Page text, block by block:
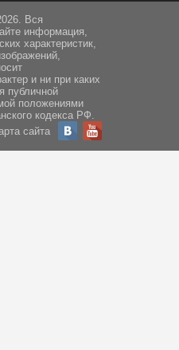
Вся
информация,
характеристик,
и ни при каких
публичной
положениями
кодекса РФ.
сайта